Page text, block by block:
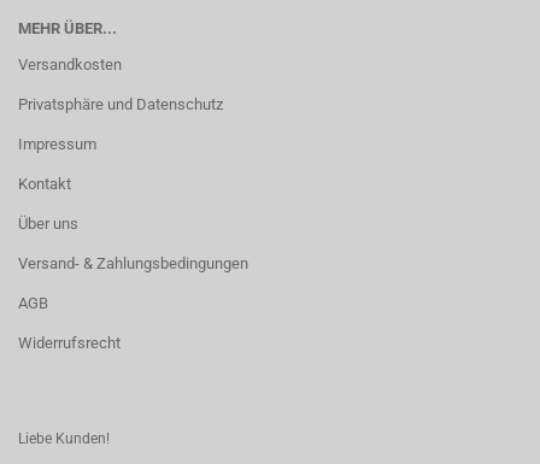
MEHR ÜBER...
Versandkosten
Privatsphäre und Datenschutz
Impressum
Kontakt
Über uns
Versand- & Zahlungsbedingungen
AGB
Widerrufsrecht
Liebe Kunden!